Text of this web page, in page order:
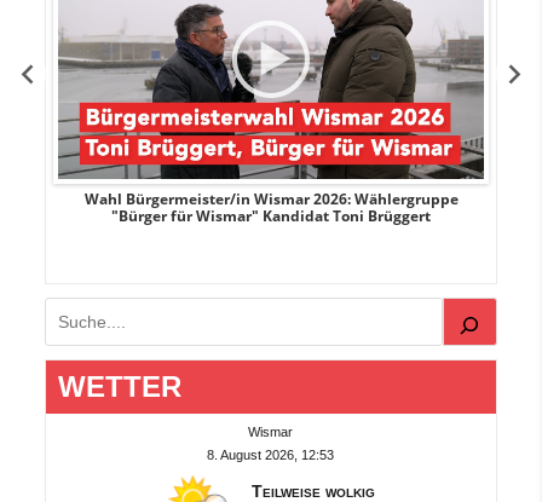
Wahl Bürgermeister/in Wismar 2026: Wählergruppe
"Bürger für Wismar" Kandidat Toni Brüggert
Suchen
WETTER
Wismar
8. August 2026, 12:53
Teilweise wolkig